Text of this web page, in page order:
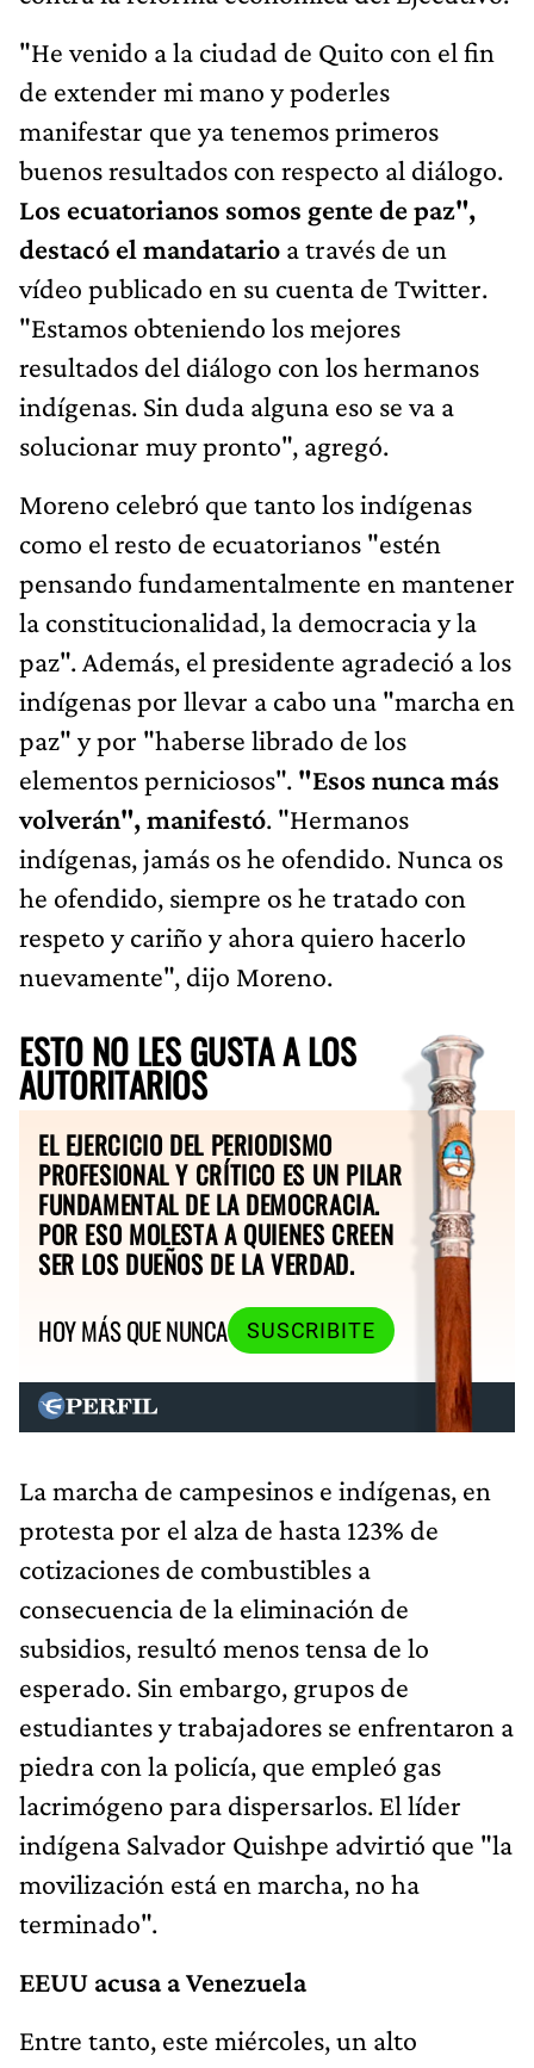
"He venido a la ciudad de Quito con el fin
de extender mi mano y poderles
manifestar que ya tenemos primeros
buenos resultados con respecto al diálogo.
Los ecuatorianos somos gente de paz",
destacó el mandatario a través de un
vídeo publicado en su cuenta de Twitter.
"Estamos obteniendo los mejores
resultados del diálogo con los hermanos
indígenas. Sin duda alguna eso se va a
solucionar muy pronto", agregó.
Moreno celebró que tanto los indígenas
como el resto de ecuatorianos "estén
pensando fundamentalmente en mantener
la constitucionalidad, la democracia y la
paz". Además, el presidente agradeció a los
indígenas por llevar a cabo una "marcha en
paz" y por "haberse librado de los
elementos perniciosos". "Esos nunca más
volverán", manifestó. "Hermanos
indígenas, jamás os he ofendido. Nunca os
he ofendido, siempre os he tratado con
respeto y cariño y ahora quiero hacerlo
nuevamente", dijo Moreno.
ESTO NO LES GUSTA A LOS
AUTORITARIOS
EL EJERCICIO DEL PERIODISMO
PROFESIONAL Y CRÍTICO ES UN PILAR
FUNDAMENTAL DE LA DEMOCRACIA.
POR ESO MOLESTA A QUIENES CREEN
SER LOS DUEÑOS DE LA VERDAD.
HOY MÁS QUE NUNCA
SUSCRIBITE
La marcha de campesinos e indígenas, en
protesta por el alza de hasta 123% de
cotizaciones de combustibles a
consecuencia de la eliminación de
subsidios, resultó menos tensa de lo
esperado. Sin embargo, grupos de
estudiantes y trabajadores se enfrentaron a
piedra con la policía, que empleó gas
lacrimógeno para dispersarlos. El líder
indígena Salvador Quishpe advirtió que "la
movilización está en marcha, no ha
terminado".
EEUU acusa a Venezuela
Entre tanto, este miércoles, un alto